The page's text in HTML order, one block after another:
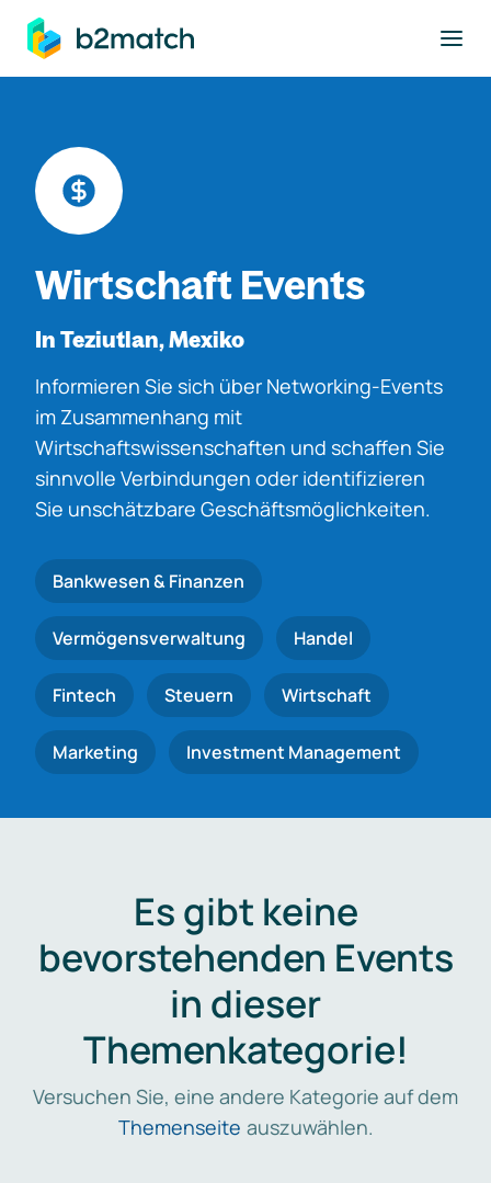
springen
Wirtschaft Events
In Teziutlan, Mexiko
Informieren Sie sich über Networking-Events
im Zusammenhang mit
Wirtschaftswissenschaften und schaffen Sie
sinnvolle Verbindungen oder identifizieren
Sie unschätzbare Geschäftsmöglichkeiten.
Bankwesen & Finanzen
Vermögensverwaltung Handel
Fintech Steuern Wirtschaft
Marketing Investment Management
Es gibt keine
bevorstehenden Events
in dieser
Themenkategorie!
Versuchen Sie, eine andere Kategorie auf dem
Themenseite auszuwählen.